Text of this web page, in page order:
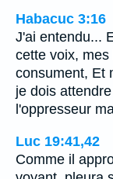
Habacuc 3:16
J'ai entendu...
cette voix,
consument, Et
je dois
l'oppresseur
Luc 19:41,42
Comme il